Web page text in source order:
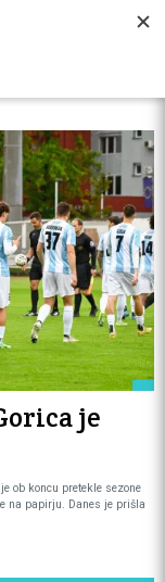
je
ob koncu pretekle sezone
na papirju. Danes je prišla